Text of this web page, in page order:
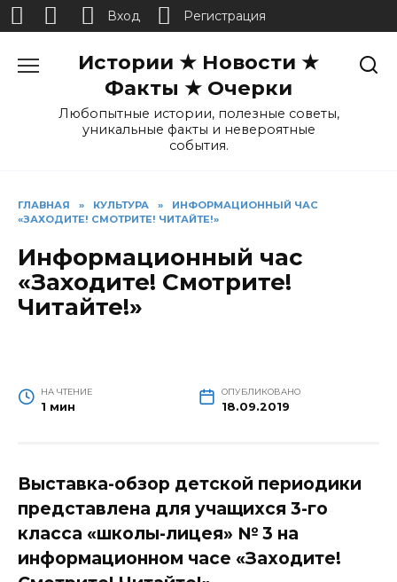
Истории ★ Новости ★
Факты ★ Очерки
Любопытные истории, полезные советы,
уникальные факты и невероятные
события.
ГЛАВНАЯ » КУЛЬТУРА »
ИНФОРМАЦИОННЫЙ ЧАС
«ЗАХОДИТЕ! СМОТРИТЕ! ЧИТАЙТЕ!»
Информационный час
«Заходите! Смотрите!
Читайте!»
НА ЧТЕНИЕ
1 мин
ОПУБЛИКОВАНО
18.09.2019
Выставка-обзор детской периодики
представлена для учащихся 3-го
класса «школы-лицея» № 3 на
информационном часе «Заходите!
Вход Регистрация